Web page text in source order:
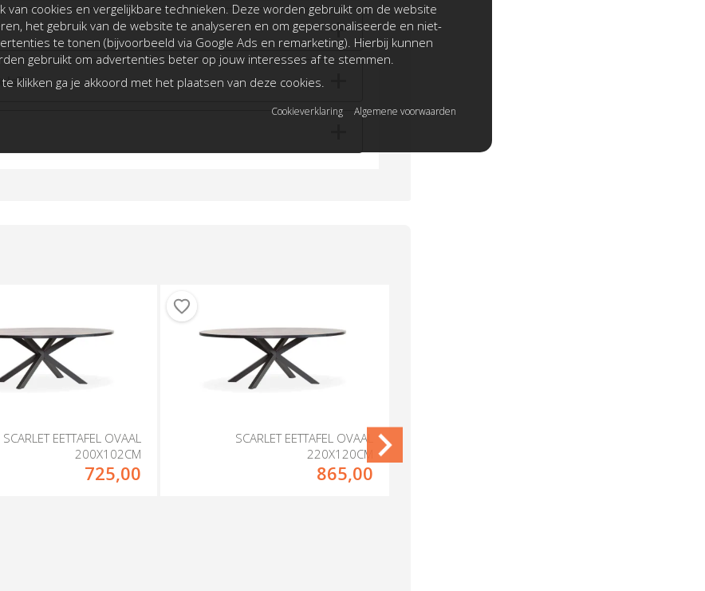
SCARLET EETTAFEL OVAAL
200X102CM
725,00
SCARLET EETTAFEL OVAAL
220X120CM
865,00
van cookies en vergelijkbare technieken. Deze worden gebruikt om de website
het gebruik van de website te analyseren en om gepersonaliseerde en niet-
te tonen (bijvoorbeeld via Google Ads en remarketing). Hierbij kunnen
gebruikt om advertenties beter op jouw interesses af te stemmen.
te klikken ga je akkoord met het plaatsen van deze cookies.
Cookieverklaring Algemene voorwaarden